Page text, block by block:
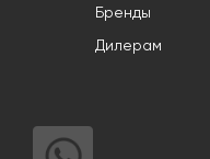
Бренды
Дилерам